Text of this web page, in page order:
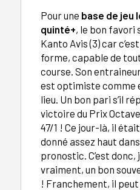
Pour une base de jeu
quinté+, le bon favori
Kanto Avis (3) car
forme, capable de
course. Son
est optimiste comme
lieu. Un bon pari s’il
victoire du Prix
47/1 ! Ce jour-là, il
donné assez haut
pronostic. C’est donc,
vraiment, un bon
! Franchement, il peut